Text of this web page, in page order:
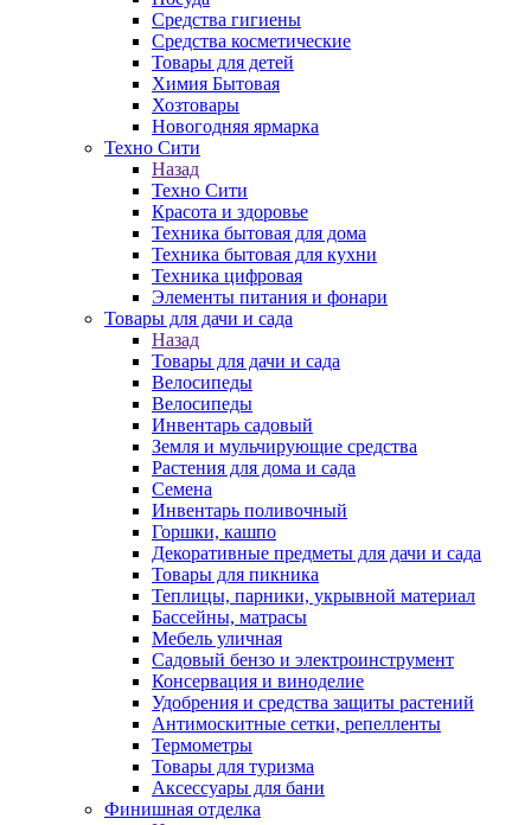
Средства гигиены
Средства косметические
Товары для детей
Химия Бытовая
Хозтовары
Новогодняя ярмарка
Техно Сити
Назад
Техно Сити
Красота и здоровье
Техника бытовая для дома
Техника бытовая для кухни
Техника цифровая
Элементы питания и фонари
Товары для дачи и сада
Назад
Товары для дачи и сада
Велосипеды
Велосипеды
Инвентарь садовый
Земля и мульчирующие средства
Растения для дома и сада
Семена
Инвентарь поливочный
Горшки, кашпо
Декоративные предметы для дачи и сада
Товары для пикника
Теплицы, парники, укрывной материал
Бассейны, матрасы
Мебель уличная
Садовый бензо и электроинструмент
Консервация и виноделие
Удобрения и средства защиты растений
Антимоскитные сетки, репелленты
Термометры
Товары для туризма
Аксессуары для бани
Финишная отделка